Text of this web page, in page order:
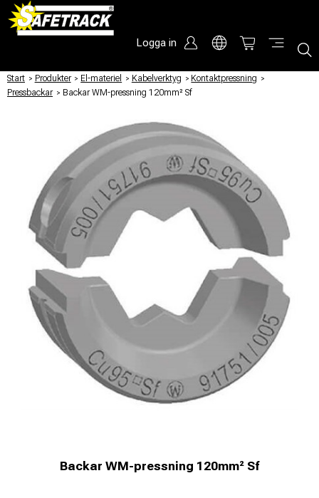
Logga in
Start / Produkter / El-materiel / Kabelverktyg / Kontaktpressning /
Pressbackar / Backar WM-pressning 120mm² Sf
Backar WM-pressning 120mm² Sf